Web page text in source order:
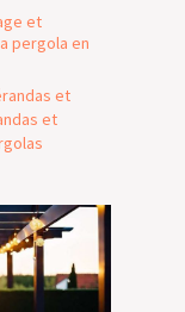
et
pergola en
et
et